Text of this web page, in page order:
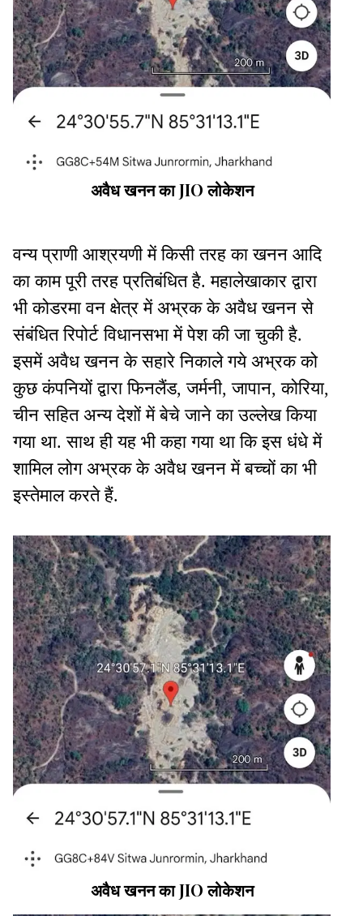
अवैध खनन का JIO लोकेशन
वन्य प्राणी आश्रयणी में किसी तरह का खनन आदि
का काम पूरी तरह प्रतिबंधित है. महालेखाकार द्वारा
भी कोडरमा वन क्षेत्र में अभ्रक के अवैध खनन से
संबंधित रिपोर्ट विधानसभा में पेश की जा चुकी है.
इसमें अवैध खनन के सहारे निकाले गये अभ्रक को
कुछ कंपनियों द्वारा फिनलैंड, जर्मनी, जापान, कोरिया,
चीन सहित अन्य देशों में बेचे जाने का उल्लेख किया
गया था. साथ ही यह भी कहा गया था कि इस धंधे में
शामिल लोग अभ्रक के अवैध खनन में बच्चों का भी
इस्तेमाल करते हैं.
अवैध खनन का JIO लोकेशन